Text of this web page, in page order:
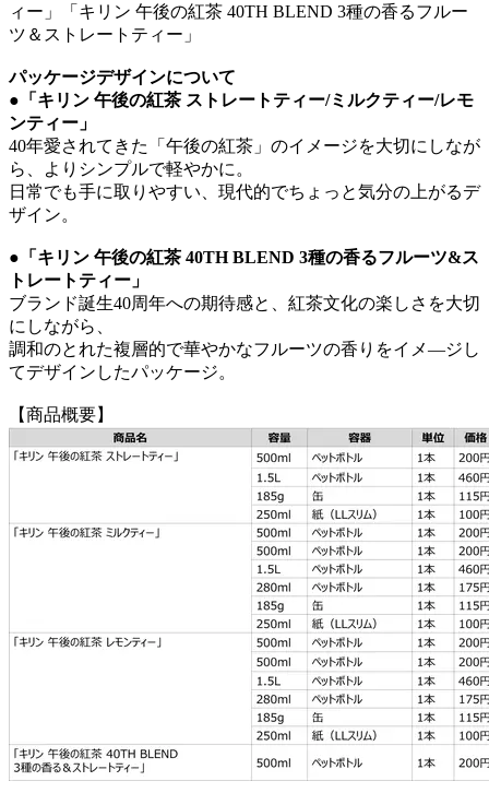
ィー」「キリン 午後の紅茶 40TH BLEND 3種の香るフルー
ツ＆ストレートティー」
パッケージデザインについて
● 「キリン 午後の紅茶 ストレートティー/ミルクティー/レモ
ンティー」
40年愛されてきた「午後の紅茶」のイメージを大切にしなが
ら、よりシンプルで軽やかに。
日常でも手に取りやすい、現代的でちょっと気分の上がるデ
ザイン。
● 「キリン 午後の紅茶 40TH BLEND 3種の香るフルーツ&ス
トレートティー」
ブランド誕生40周年への期待感と、紅茶文化の楽しさを大切
にしながら、
調和のとれた複層的で華やかなフルーツの香りをイメ―ジし
てデザインしたパッケージ。
【商品概要】